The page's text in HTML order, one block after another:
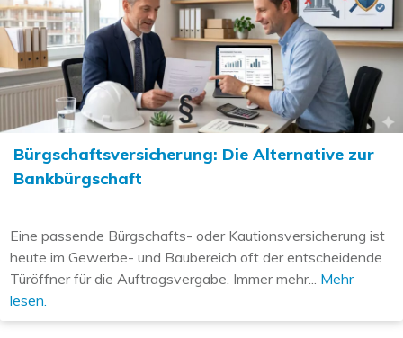
Bürgschaftsversicherung: Die Alternative zur
Bankbürgschaft
Eine passende Bürgschafts- oder Kautionsversicherung ist
heute im Gewerbe- und Baubereich oft der entscheidende
Türöffner für die Auftragsvergabe. Immer mehr... Mehr
lesen.